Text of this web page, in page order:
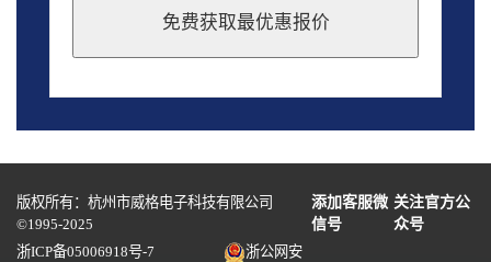
免费获取最优惠报价
should
blank
版权所有：杭州市威格电子科技有限公司
©1995-2025
添加客服微
信号
关注官方公
众号
浙ICP备05006918号-7
浙公网安